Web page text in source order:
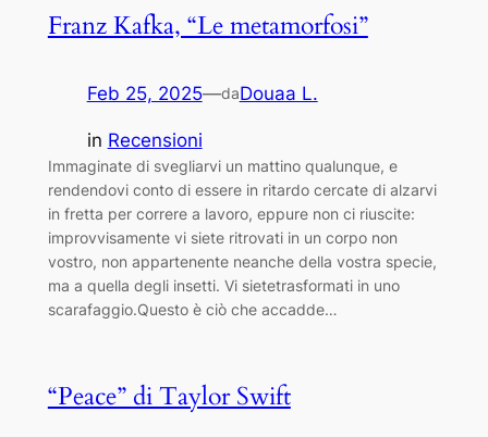
Franz Kafka, “Le metamorfosi”
Feb 25, 2025—daDouaa L.
in Recensioni
Immaginate di svegliarvi un mattino qualunque, e
rendendovi conto di essere in ritardo cercate di alzarvi
in fretta per correre a lavoro, eppure non ci riuscite:
improvvisamente vi siete ritrovati in un corpo non
vostro, non appartenente neanche della vostra specie,
ma a quella degli insetti. Vi sietetrasformati in uno
scarafaggio.Questo è ciò che accadde…
“Peace” di Taylor Swift